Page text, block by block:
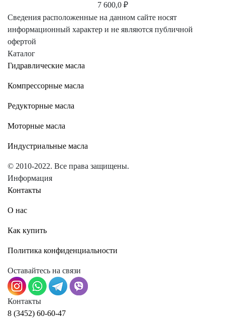
7 600,0 ₽
Сведения расположенные на данном сайте носят
информационный характер и не являются публичной
офертой
Каталог
Гидравлические масла
Компрессорные масла
Редукторные масла
Моторные масла
Индустриальные масла
© 2010-2022. Все права защищены.
Информация
Контакты
О нас
Как купить
Политика конфиденциальности
Оставайтесь на связи
Контакты
8 (3452) 60-60-47